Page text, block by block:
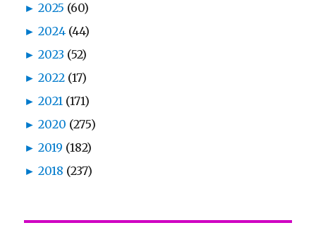
► 2025 (60)
► 2024 (44)
► 2023 (52)
► 2022 (17)
► 2021 (171)
► 2020 (275)
► 2019 (182)
► 2018 (237)